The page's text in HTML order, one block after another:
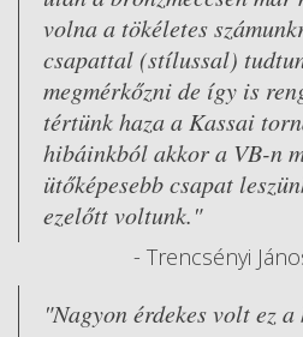
volna a tökéletes
csapattal (stílussal)
megmérkőzni de így is
tértünk haza a Kassai
hibáinkból akkor a VB-n
ütőképesebb csapat
ezelőtt voltunk."
- Trencsényi
"Nagyon érdekes volt ez